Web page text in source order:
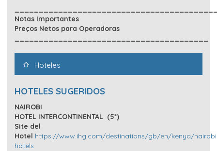
Notas Importantes
Preços Netos para Operadoras
Hoteles
HOTELES SUGERIDOS
NAIROBI
HOTEL INTERCONTINENTAL (5*)
Site del
Hotel https://www.ihg.com/destinations/gb/en/kenya/
hotels